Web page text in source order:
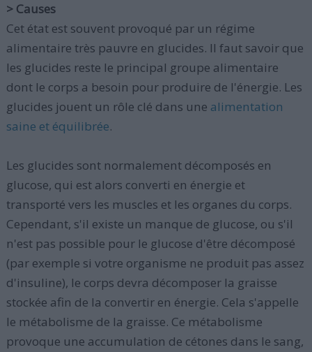
> Causes
Cet état est souvent provoqué par un régime
alimentaire très pauvre en glucides. Il faut savoir que
les glucides reste le principal groupe alimentaire
dont le corps a besoin pour produire de l'énergie. Les
glucides jouent un rôle clé dans une alimentation
saine et équilibrée.
Les glucides sont normalement décomposés en
glucose, qui est alors converti en énergie et
transporté vers les muscles et les organes du corps.
Cependant, s'il existe un manque de glucose, ou s'il
n'est pas possible pour le glucose d'être décomposé
(par exemple si votre organisme ne produit pas assez
d'insuline), le corps devra décomposer la graisse
stockée afin de la convertir en énergie. Cela s'appelle
le métabolisme de la graisse. Ce métabolisme
provoque une accumulation de cétones dans le sang,